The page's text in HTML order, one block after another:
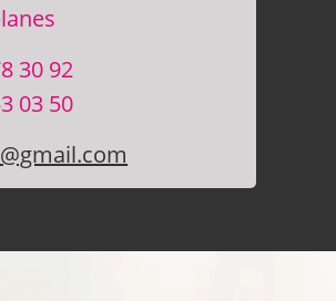
30 92
03 50